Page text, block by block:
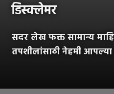
डिस्क्लेमर
सदर लेख फक्त सामान्य
तपशीलांसाठी नेहमी आपल्या